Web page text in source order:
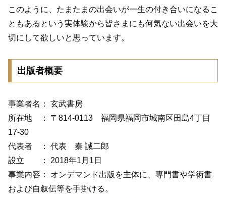
このように、たまたまの出会いが一生の付き合いになるこ
ともあるという実体験から皆さまにも何気ない出会いを大
切にして欲しいと思っています。
出版者概要
事業者名： 玄武書房
所在地 ： 〒814-0113 福岡県福岡市城南区田島4丁目
17-30
代表者 ： 代表 秦 誠二郎
設立 ： 2018年1月1日
事業内容： オンデマンド出版を主体に、専門書や学術書
および自叙伝等を手掛ける。